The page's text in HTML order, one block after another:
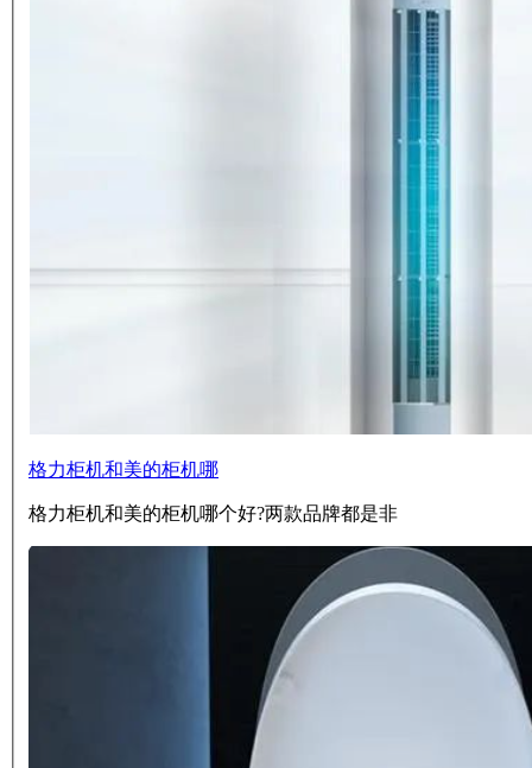
格力柜机和美的柜机哪
格力柜机和美的柜机哪个好?两款品牌都是非